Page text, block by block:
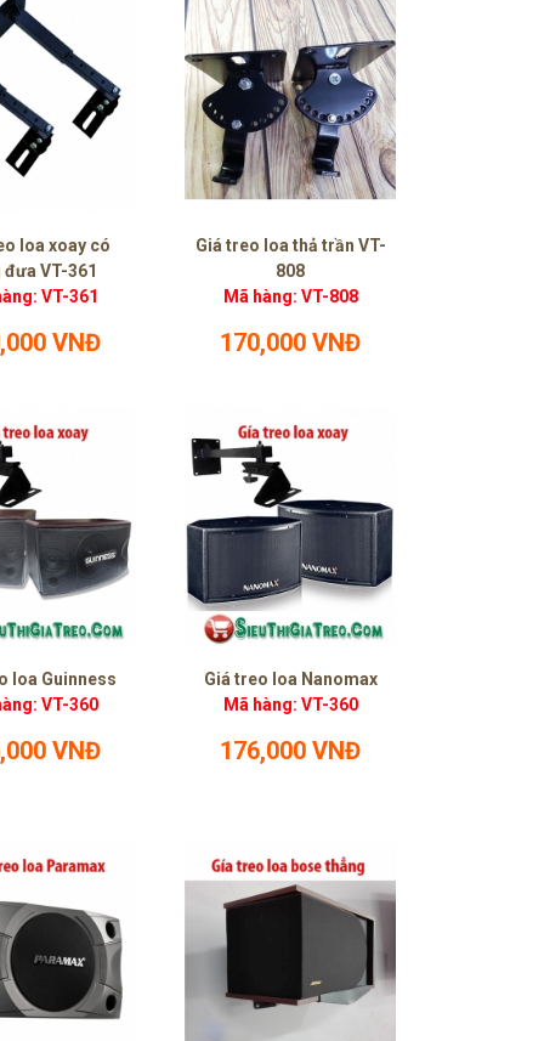
loa xoay có
VT-361
VT-361
VNĐ
Giá treo loa thả trần VT-
808
Mã hàng: VT-808
170,000 VNĐ
loa Guinness
VT-360
VNĐ
Giá treo loa Nanomax
Mã hàng: VT-360
176,000 VNĐ